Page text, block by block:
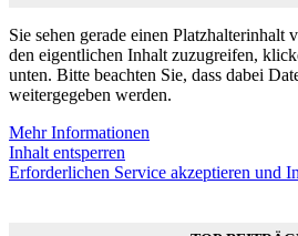
Sie sehen gerade einen Platzhalterinhalt
den eigentlichen Inhalt zuzugreifen,
unten. Bitte beachten Sie, dass dabei
weitergegeben werden.
Mehr Informationen
Inhalt entsperren
Erforderlichen Service akzeptieren und